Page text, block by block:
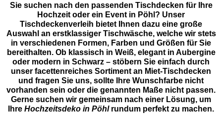
Sie suchen nach den passenden Tischdecken für Ihre
Hochzeit oder ein Event in Pöhl? Unser
Tischdeckenverleih bietet Ihnen dazu eine große
Auswahl an erstklassiger Tischwäsche, welche wir stets
in verschiedenen Formen, Farben und Größen für Sie
bereithalten. Ob klassisch in Weiß, elegant in Aubergine
oder modern in Schwarz – stöbern Sie einfach durch
unser facettenreiches Sortiment an Miet-Tischdecken
und fragen Sie uns, sollte Ihre Wunschfarbe nicht
vorhanden sein oder die genannten Maße nicht passen.
Gerne suchen wir gemeinsam nach einer Lösung, um
Ihre Hochzeitsdeko in Pöhlrundum perfekt zu machen.